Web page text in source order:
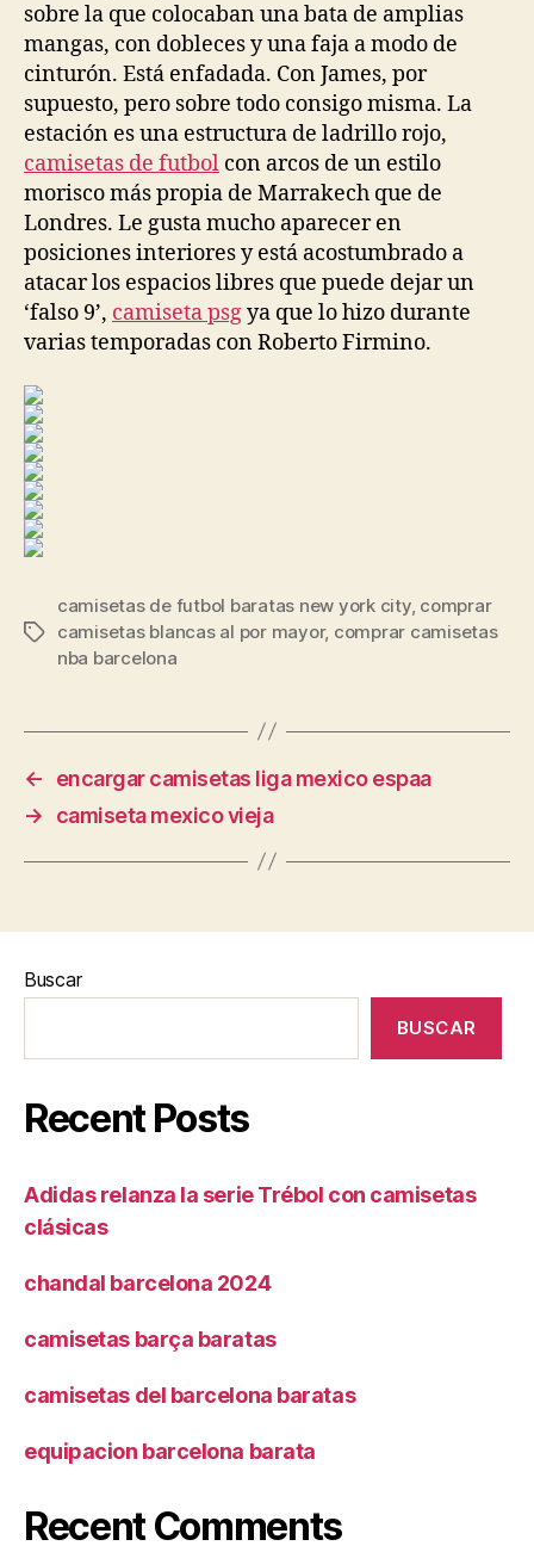
sobre la que colocaban una bata de amplias
mangas, con dobleces y una faja a modo de
cinturón. Está enfadada. Con James, por
supuesto, pero sobre todo consigo misma. La
estación es una estructura de ladrillo rojo,
camisetas de futbol con arcos de un estilo
morisco más propia de Marrakech que de
Londres. Le gusta mucho aparecer en
posiciones interiores y está acostumbrado a
atacar los espacios libres que puede dejar un
‘falso 9’, camiseta psgya que lo hizo durante
varias temporadas con Roberto Firmino.
Etiquetas
camisetas de futbol baratas new york city, comprar
camisetas blancas al por mayor, comprar camisetas
nba barcelona
←
encargar camisetas liga mexico espaa
→
camiseta mexico vieja
Buscar
BUSCAR
Recent Posts
Adidas relanza la serie Trébol con camisetas
clásicas
chandal barcelona 2024
camisetas barça baratas
camisetas del barcelona baratas
equipacion barcelona barata
Recent Comments